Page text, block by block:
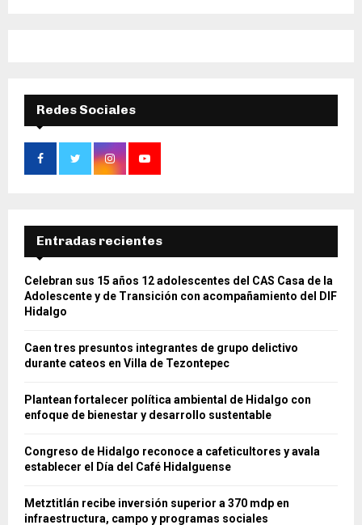
Redes Sociales
Entradas recientes
Celebran sus 15 años 12 adolescentes del CAS Casa de la
Adolescente y de Transición con acompañamiento del DIF
Hidalgo
Caen tres presuntos integrantes de grupo delictivo
durante cateos en Villa de Tezontepec
Plantean fortalecer política ambiental de Hidalgo con
enfoque de bienestar y desarrollo sustentable
Congreso de Hidalgo reconoce a cafeticultores y avala
establecer el Día del Café Hidalguense
Metztitlán recibe inversión superior a 370 mdp en
infraestructura, campo y programas sociales